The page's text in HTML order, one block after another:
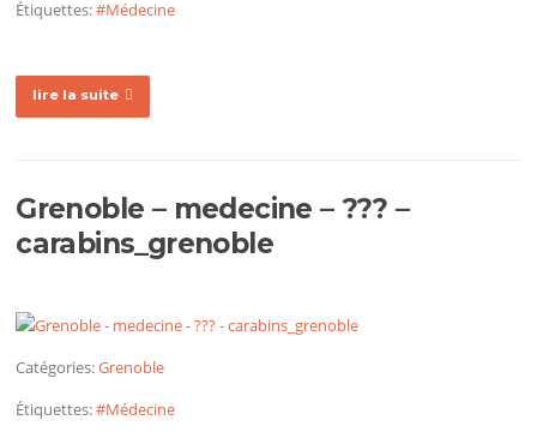
Étiquettes:#Médecine
lire la suite
Grenoble – medecine – ??? –
carabins_grenoble
Catégories:Grenoble
Étiquettes:#Médecine